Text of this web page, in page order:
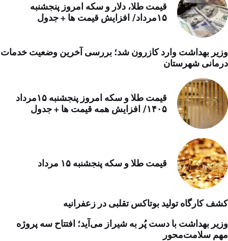
قیمت طلا، دلار و سکه امروز پنجشنبه
۱۵مرداد/ افزایش قیمت ها + جدول
وزیر بهداشت وارد کازرون شد؛ بررسی آخرین وضعیت خدمات
درمانی شهرستان
قیمت طلا و سکه امروز پنجشنبه ۱۵مرداد
۱۴۰۵/ افزایش همه قیمت ها + جدول
قیمت طلا و سکه پنجشنبه ۱۵ مرداد
کشف کارگاه تولید بوتاکس تقلبی در زعفرانیه
وزیر بهداشت با دست پُر به شیراز می‌آید؛ افتتاح سه پروژه
مهم سلامت‌محور